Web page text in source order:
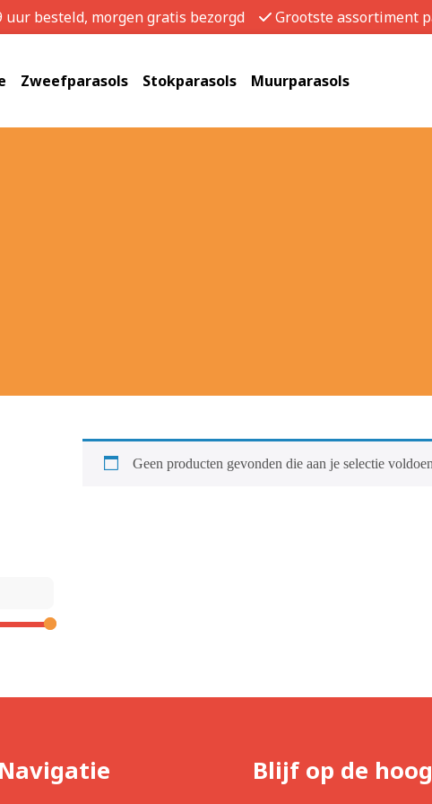
uur besteld, morgen gratis bezorgd Grootste assortiment
Zweefparasols Stokparasols Muurparasols
Geen producten gevonden die aan je selectie
Navigatie Blijf op de